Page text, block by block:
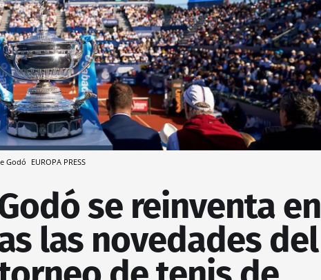
Godó EUROPA PRESS
se reinventa en
las novedades del